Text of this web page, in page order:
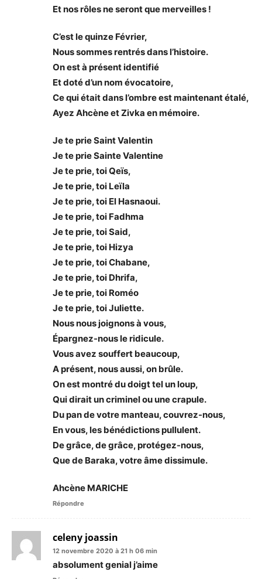
Et nos rôles ne seront que merveilles !
C’est le quinze Février,
Nous sommes rentrés dans l’histoire.
On est à présent identifié
Et doté d’un nom évocatoire,
Ce qui était dans l’ombre est maintenant étalé,
Ayez Ahcène et Zivka en mémoire.
Je te prie Saint Valentin
Je te prie Sainte Valentine
Je te prie, toi Qeïs,
Je te prie, toi Leïla
Je te prie, toi El Hasnaoui.
Je te prie, toi Fadhma
Je te prie, toi Said,
Je te prie, toi Hizya
Je te prie, toi Chabane,
Je te prie, toi Dhrifa,
Je te prie, toi Roméo
Je te prie, toi Juliette.
Nous nous joignons à vous,
Épargnez-nous le ridicule.
Vous avez souffert beaucoup,
A présent, nous aussi, on brûle.
On est montré du doigt tel un loup,
Qui dirait un criminel ou une crapule.
Du pan de votre manteau, couvrez-nous,
En vous, les bénédictions pullulent.
De grâce, de grâce, protégez-nous,
Que de Baraka, votre âme dissimule.
Ahcène MARICHE
Répondre
celeny joassin
12 novembre 2020 à 21 h 06 min
absolument genial j’aime